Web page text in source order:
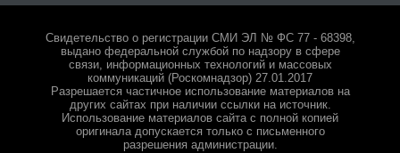
Свидетельство о регистрации СМИ ЭЛ № ФС 77 - 68398,
выдано федеральной службой по надзору в сфере
связи, информационных технологий и массовых
коммуникаций (Роскомнадзор) 27.01.2017
Разрешается частичное использование материалов на
других сайтах при наличии ссылки на источник.
Использование материалов сайта с полной копией
оригинала допускается только с письменного
разрешения администрации.